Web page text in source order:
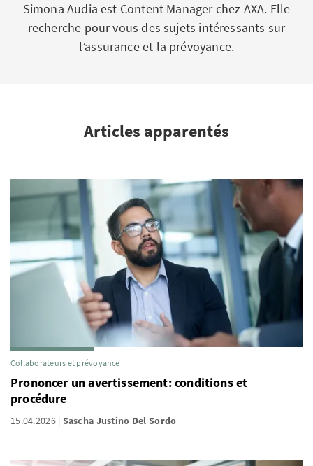
Simona Audia est Content Manager chez AXA. Elle
recherche pour vous des sujets intéressants sur
l’assurance et la prévoyance.
Articles apparentés
Collaborateurs et prévoyance
Prononcer un avertissement: conditions et
procédure
15.04.2026 Sascha Justino Del Sordo